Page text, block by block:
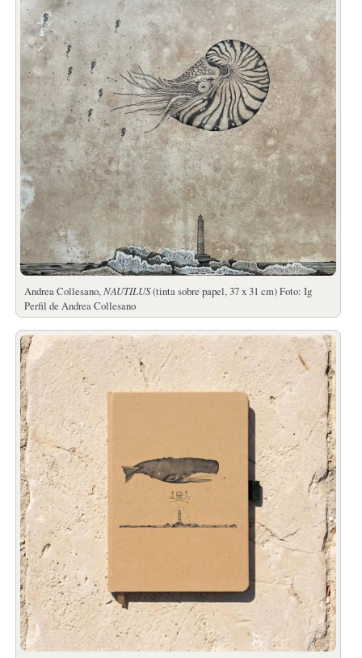
Andrea Collesano,NAUTILUS(tinta sobre papel, 37 x 31 cm) Foto: Ig
Perfil de Andrea Collesano